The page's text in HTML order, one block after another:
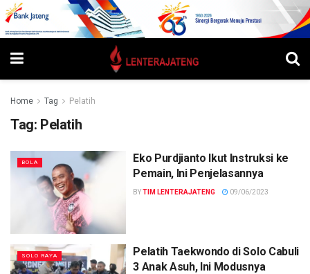
Home Tag Pelatih
Tag: Pelatih
BOLA
Eko Purdjianto Ikut Instruksi ke
Pemain, Ini Penjelasannya
BYTIM LENTERAJATENG 09/06/2023
SOLO RAYA
Pelatih Taekwondo di Solo Cabuli
3 Anak Asuh, Ini Modusnya